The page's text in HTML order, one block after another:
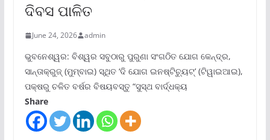
ଦିବସ ପାଳିତ
June 24, 2026 admin
ଭୁବନେଶ୍ୱର: ବିଶ୍ୱର ସବୁଠାରୁ ପୁରୁଣା ସଂଗଠିତ ଯୋଗ କେନ୍ଦ୍ର,
ସାନ୍ତାକ୍ରୁଜ୍ (ମୁମ୍ବାଇ) ସ୍ଥିତ ‘ଦି ଯୋଗ ଇନଷ୍ଟିଚ୍ୟୁଟ୍‌’ (ଟିୱାଇଆଇ),
ପକ୍ଷରୁ ଚଳିତ ବର୍ଷର ବିଷୟବସ୍ତୁ “ସୁସ୍ଥ ବାର୍ଦ୍ଧକ୍ୟ
Share